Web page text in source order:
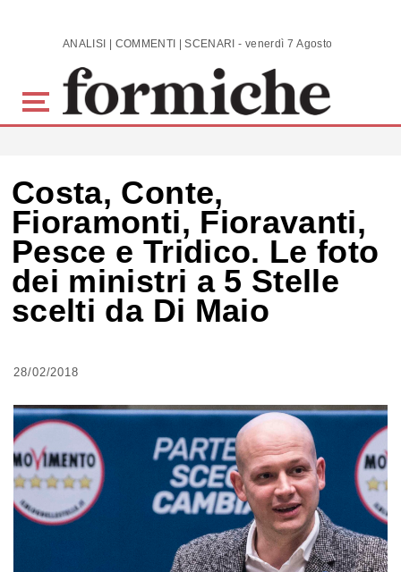
Skip to main content ANALISI | COMMENTI | SCENARI - venerdì 7 Agosto 2026
Costa, Conte,
Fioramonti, Fioravanti,
Pesce e Tridico. Le foto
dei ministri a 5 Stelle
scelti da Di Maio
28/02/2018